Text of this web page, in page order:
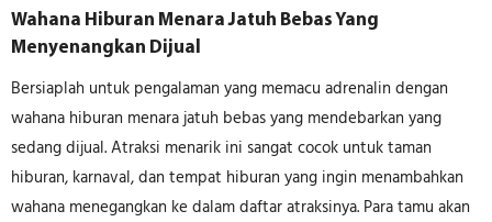
Wahana Hiburan Menara Jatuh Bebas Yang
Menyenangkan Dijual
Bersiaplah untuk pengalaman yang memacu adrenalin dengan
wahana hiburan menara jatuh bebas yang mendebarkan yang
sedang dijual. Atraksi menarik ini sangat cocok untuk taman
hiburan, karnaval, dan tempat hiburan yang ingin menambahkan
wahana menegangkan ke dalam daftar atraksinya. Para tamu akan